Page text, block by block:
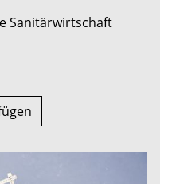
Sanitärwirtschaft